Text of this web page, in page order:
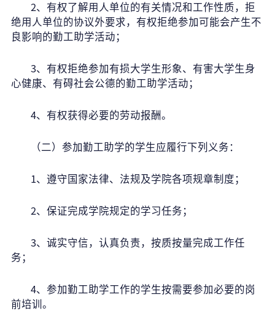
2、有权了解用人单位的有关情况和工作性质，拒
绝用人单位的协议外要求，有权拒绝参加可能会产生不
良影响的勤工助学活动；
3、有权拒绝参加有损大学生形象、有害大学生身
心健康、有碍社会公德的勤工助学活动；
4、有权获得必要的劳动报酬。
（二）参加勤工助学的学生应履行下列义务：
1 、遵守国家法律、法规及学院各项规章制度；
2、保证完成学院规定的学习任务；
3、诚实守信，认真负责，按质按量完成工作任
务；
4、参加勤工助学工作的学生按需要参加必要的岗
前培训。